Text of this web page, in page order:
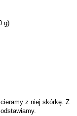
g)
z niej skórkę. Z